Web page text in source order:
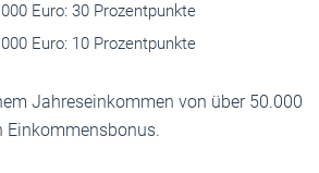
Euro: 30 Prozentpunkte
Euro: 10 Prozentpunkte
Jahreseinkommen von über 50.000
Einkommensbonus.